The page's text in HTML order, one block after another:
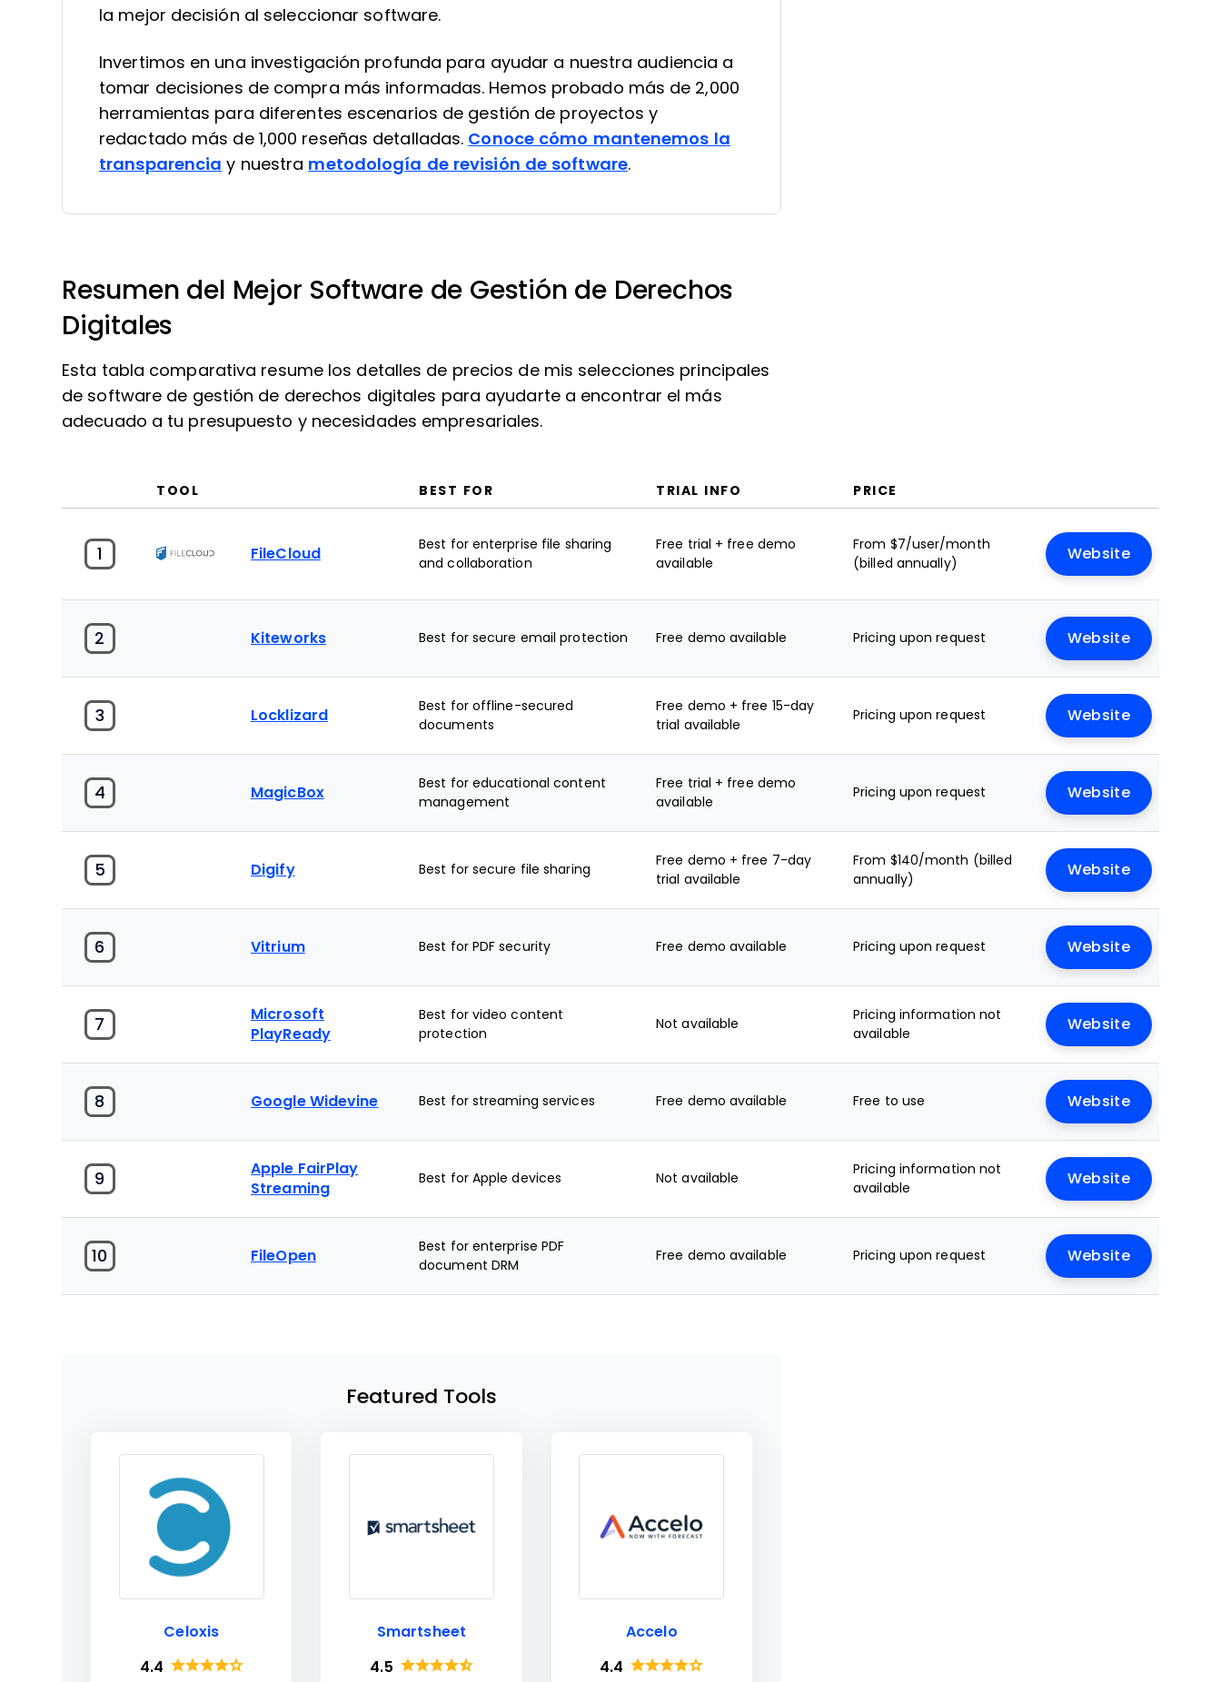
la mejor decisión al seleccionar software.
Invertimos en una investigación profunda para ayudar a nuestra audiencia a
tomar decisiones de compra más informadas. Hemos probado más de 2,000
herramientas para diferentes escenarios de gestión de proyectos y
redactado más de 1,000 reseñas detalladas. Conoce cómo mantenemos la
transparencia y nuestra metodología de revisión de software.
Resumen del Mejor Software de Gestión de Derechos
Digitales
Esta tabla comparativa resume los detalles de precios de mis selecciones principales
de software de gestión de derechos digitales para ayudarte a encontrar el más
adecuado a tu presupuesto y necesidades empresariales.
TOOL BEST FOR TRIAL INFO PRICE
1 FileCloud
Best for enterprise file sharing
and collaboration
Free trial + free demo
available
From $7/user/month
(billed annually)
Website
2 Kiteworks Best for secure email protection Free demo available Pricing upon request Website
3 Locklizard
Best for offline-secured
documents
Free demo + free 15-day
trial available
Pricing upon request Website
4 MagicBox
Best for educational content
management
Free trial + free demo
available
Pricing upon request Website
5 Digify Best for secure file sharing
Free demo + free 7-day
trial available
From $140/month (billed
annually)
Website
6 Vitrium Best for PDF security Free demo available Pricing upon request Website
7
Microsoft
PlayReady
Best for video content
protection
Not available
Pricing information not
available
Website
8 Google Widevine Best for streaming services Free demo available Free to use Website
9
Apple FairPlay
Streaming
Best for Apple devices Not available
Pricing information not
available
Website
10 FileOpen
Best for enterprise PDF
document DRM
Free demo available Pricing upon request Website
Featured Tools
Celoxis
4.4
Smartsheet
4.5
Accelo
4.4